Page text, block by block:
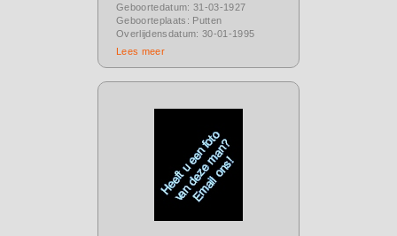
Geboortedatum: 31-03-1927
Geboorteplaats: Putten
Overlijdensdatum: 30-01-1995
Lees meer